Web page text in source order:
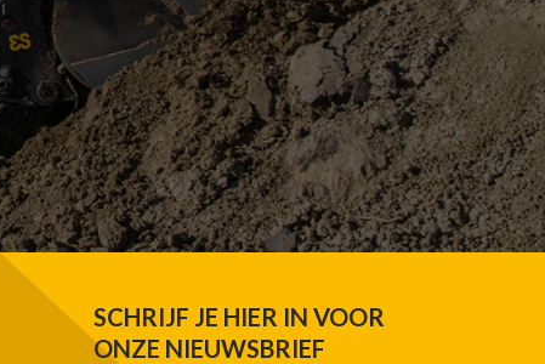
SCHRIJF JE HIER IN VOOR
ONZE NIEUWSBRIEF